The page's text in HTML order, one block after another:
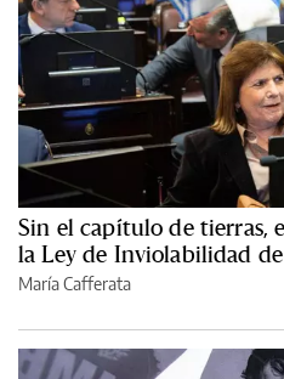
Sin el capítulo de tierras,
la Ley de Inviolabilidad
María Cafferata